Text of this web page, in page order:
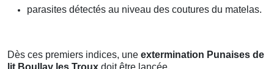
parasites détectés au niveau des coutures du matelas.
Dès ces premiers indices, une extermination Punaises de